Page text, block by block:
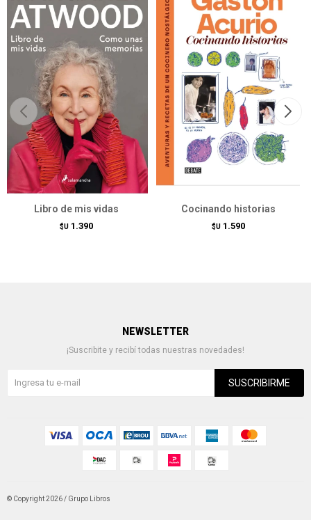
Libro de mis vidas
$U 1.390
Cocinando historias
$U 1.590
NEWSLETTER
¡Suscribite y recibí todas nuestras novedades!
SUSCRIBIRME
© Copyright 2026 / Grupo Libros